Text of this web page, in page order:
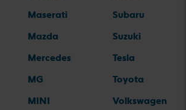
Maserati
Mazda
Mercedes
MG
MINI
Subaru
Suzuki
Tesla
Toyota
Volkswagen